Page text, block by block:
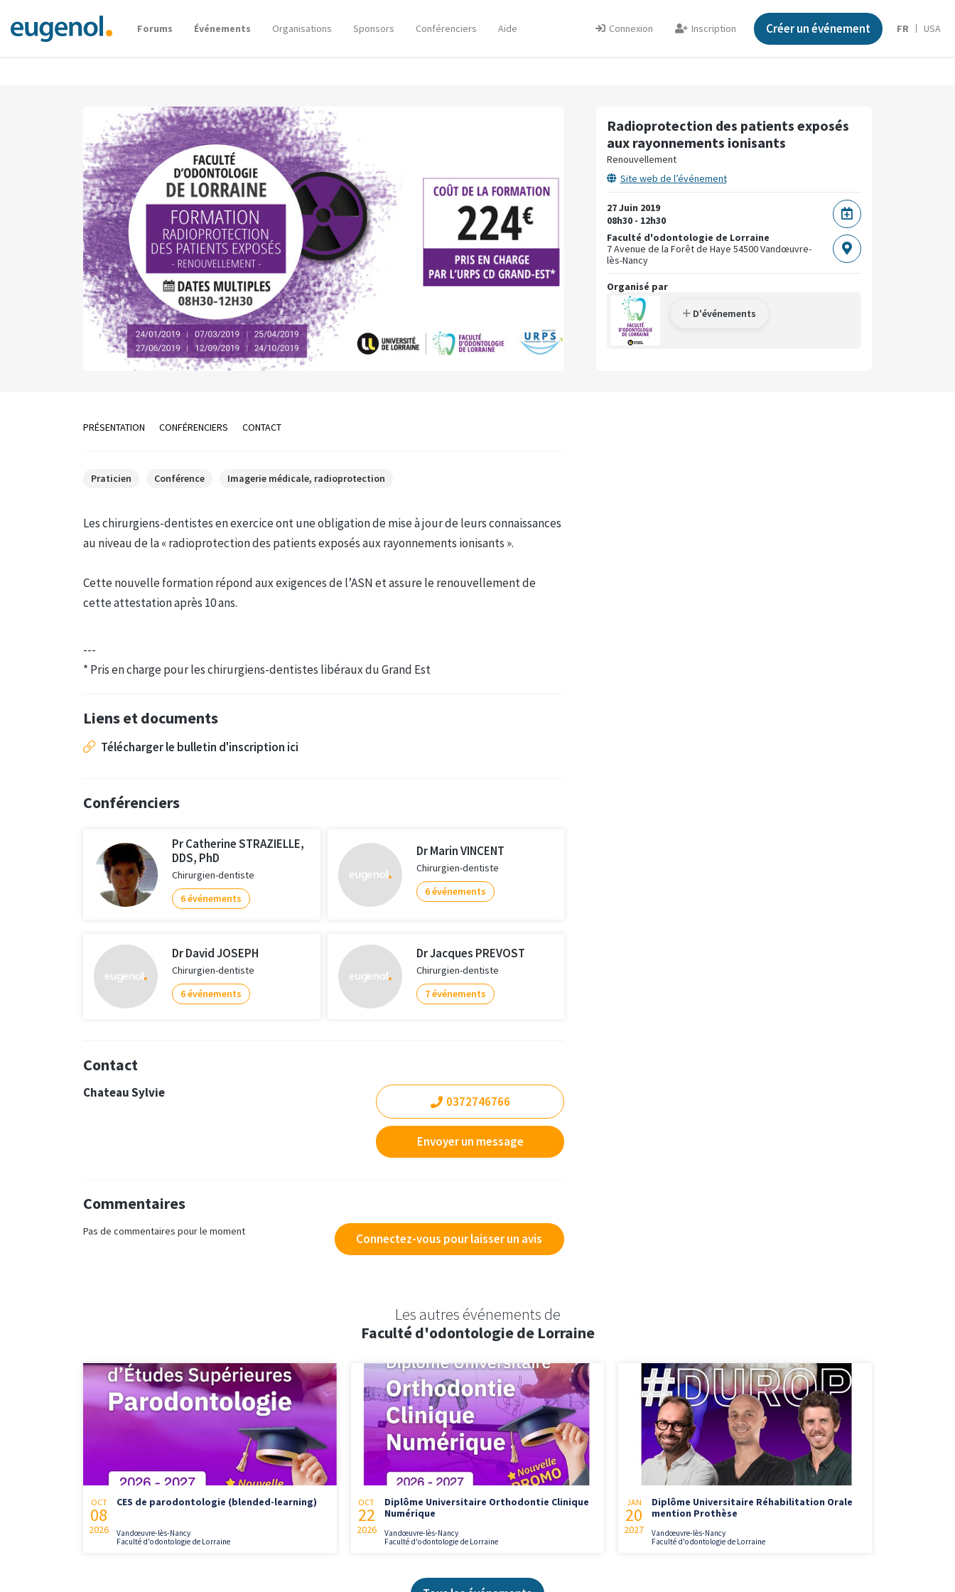
Forums Événements Organisations Sponsors Conférenciers Aide Connexion Inscription Créer un événement FR USA
Radioprotection des patients exposés
aux rayonnements ionisants
Renouvellement
Site web de l’événement
27 Juin 2019
08h30 - 12h30
Faculté d'odontologie de Lorraine
7 Avenue de la Forêt de Haye 54500 Vandœuvre-
lès-Nancy
Organisé par
D'événements
PRÉSENTATION CONFÉRENCIERS CONTACT
Praticien Conférence Imagerie médicale, radioprotection
Les chirurgiens-dentistes en exercice ont une obligation de mise à jour de leurs connaissances
au niveau de la « radioprotection des patients exposés aux rayonnements ionisants ».
Cette nouvelle formation répond aux exigences de l’ASN et assure le renouvellement de
cette attestation après 10 ans.
---
* Pris en charge pour les chirurgiens-dentistes libéraux du Grand Est
Liens et documents
Télécharger le bulletin d'inscription ici
Conférenciers
Pr Catherine STRAZIELLE,
DDS, PhD
Chirurgien-dentiste
6 événements
Dr Marin VINCENT
Chirurgien-dentiste
6 événements
Dr David JOSEPH
Chirurgien-dentiste
6 événements
Dr Jacques PREVOST
Chirurgien-dentiste
7 événements
Contact
Chateau Sylvie
0372746766
Envoyer un message
Commentaires
Pas de commentaires pour le moment Connectez-vous pour laisser un avis
Les autres événements de
Faculté d'odontologie de Lorraine
OCT
08
2026
CES de parodontologie (blended-learning)
Vandœuvre-lès-Nancy
Faculté d'odontologie de Lorraine
OCT
22
2026
Diplôme Universitaire Orthodontie Clinique
Numérique
Vandœuvre-lès-Nancy
Faculté d'odontologie de Lorraine
JAN
20
2027
Diplôme Universitaire Réhabilitation Orale
mention Prothèse
Vandœuvre-lès-Nancy
Faculté d'odontologie de Lorraine